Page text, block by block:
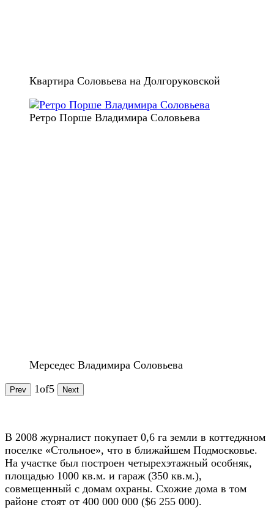
Квартира Соловьева на Долгоруковской
Ретро Порше Владимира Соловьева
Мерседес Владимира Соловьева
Prev 1of5 Next
В 2008 журналист покупает 0,6 га земли в коттеджном
поселке «Стольное», что в ближайшем Подмосковье.
На участке был построен четырехэтажный особняк,
площадью 1000 кв.м. и гараж (350 кв.м.),
совмещенный с домам охраны. Схожие дома в том
районе стоят от 400 000 000 ($6 255 000).